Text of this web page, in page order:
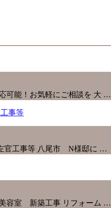
可能！お気軽にご相談を 大 …
官工事等 八尾市 N様邸に …
容室 新築工事 リフォーム …